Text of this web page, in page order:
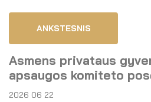
Advokatų taryba
Komitetai
Garbės teismas
Savitarna
Savivaldos teisės aktai
Dokumentų atmintinė
ANKSTESNIS
Asmens privataus
apsaugos komiteto
2026 06 22